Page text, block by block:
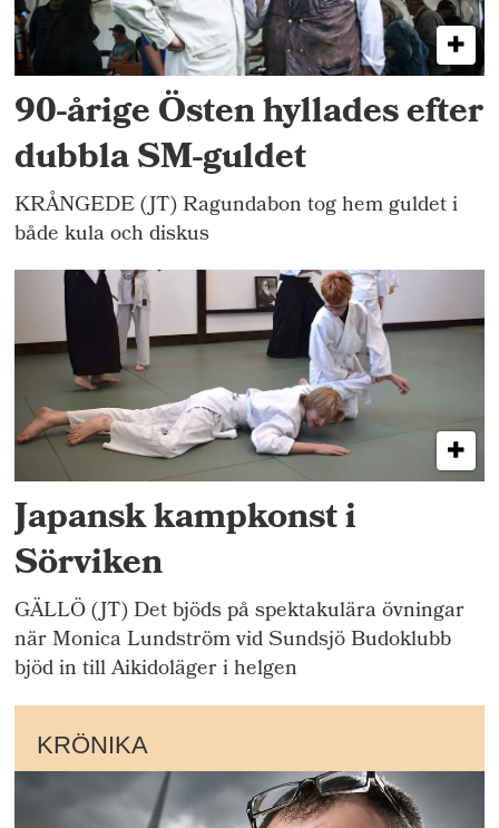
90-årige Östen hyllades efter
dubbla SM-guldet
KRÅNGEDE (JT) Ragundabon tog hem guldet i
både kula och diskus
Japansk kampkonst i
Sörviken
GÄLLÖ (JT) Det bjöds på spektakulära övningar
när Monica Lundström vid Sundsjö Budoklubb
bjöd in till Aikidoläger i helgen
KRÖNIKA